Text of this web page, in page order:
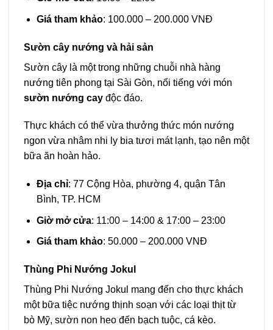
Giá tham khảo: 100.000 – 200.000 VNĐ
Sườn cây nướng và hải sản
Sườn cây là một trong những chuỗi nhà hàng
nướng tiên phong tại Sài Gòn, nổi tiếng với món
sườn nướng cay độc đáo.
Thực khách có thể vừa thưởng thức món nướng
ngon vừa nhâm nhi ly bia tươi mát lạnh, tạo nên một
bữa ăn hoàn hảo.
Địa chỉ: 77 Cộng Hòa, phường 4, quận Tân
Bình, TP. HCM
Giờ mở cửa: 11:00 – 14:00 & 17:00 – 23:00
Giá tham khảo: 50.000 – 200.000 VNĐ
Thùng Phi Nướng Jokul
Thùng Phi Nướng Jokul mang đến cho thực khách
một bữa tiệc nướng thịnh soạn với các loại thịt từ
bò Mỹ, sườn non heo đến bạch tuộc, cá kèo.